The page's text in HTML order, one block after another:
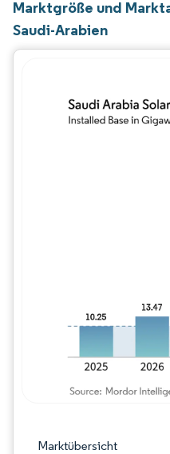
Marktgröße und
Saudi-Arabien
Marktübersicht